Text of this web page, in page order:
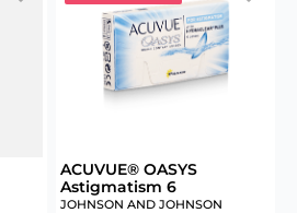
ACUVUE® OASYS
Astigmatism 6
JOHNSON AND JOHNSON